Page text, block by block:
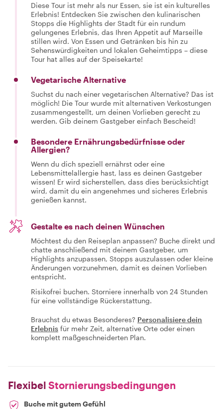
Diese Tour ist mehr als nur Essen, sie ist ein kulturelles
Erlebnis! Entdecken Sie zwischen den kulinarischen
Stopps die Highlights der Stadt für ein rundum
gelungenes Erlebnis, das Ihren Appetit auf Marseille
stillen wird. Von Essen und Getränken bis hin zu
Sehenswürdigkeiten und lokalen Geheimtipps – diese
Tour hat alles auf der Speisekarte!
Vegetarische Alternative
Suchst du nach einer vegetarischen Alternative? Das ist
möglich! Die Tour wurde mit alternativen Verkostungen
zusammengestellt, um deinen Vorlieben gerecht zu
werden. Gib deinem Gastgeber einfach Bescheid!
Besondere Ernährungsbedürfnisse oder
Allergien?
Wenn du dich speziell ernährst oder eine
Lebensmittelallergie hast, lass es deinen Gastgeber
wissen! Er wird sicherstellen, dass dies berücksichtigt
wird, damit du ein angenehmes und sicheres Erlebnis
genießen kannst.
Gestalte es nach deinen Wünschen
Möchtest du den Reiseplan anpassen? Buche direkt und
chatte anschließend mit deinem Gastgeber, um
Highlights anzupassen, Stopps auszulassen oder kleine
Änderungen vorzunehmen, damit es deinen Vorlieben
entspricht.
Risikofrei buchen. Storniere innerhalb von 24 Stunden
für eine vollständige Rückerstattung.
Brauchst du etwas Besonderes? Personalisiere dein
Erlebnis für mehr Zeit, alternative Orte oder einen
komplett maßgeschneiderten Plan.
Flexibel Stornierungsbedingungen
Buche mit gutem Gefühl